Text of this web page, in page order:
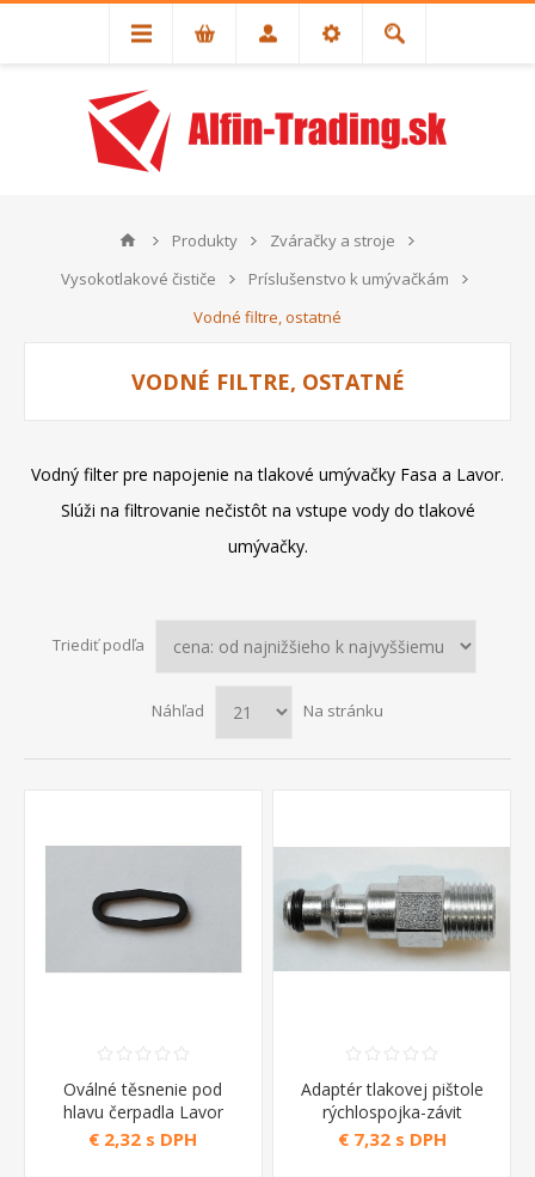
Produkty
Zváračky a stroje
Vysokotlakové čističe
Príslušenstvo k umývačkám
Vodné filtre, ostatné
VODNÉ FILTRE, OSTATNÉ
Vodný filter pre napojenie na tlakové umývačky Fasa a Lavor.
Slúži na filtrovanie nečistôt na vstupe vody do tlakové
umývačky.
Triediť podľa
Náhľad Na stránku
Oválné těsnenie pod
hlavu čerpadla Lavor
€ 2,32 s DPH
Adaptér tlakovej pištole
rýchlospojka-závit
5.009.0751
€ 7,32 s DPH